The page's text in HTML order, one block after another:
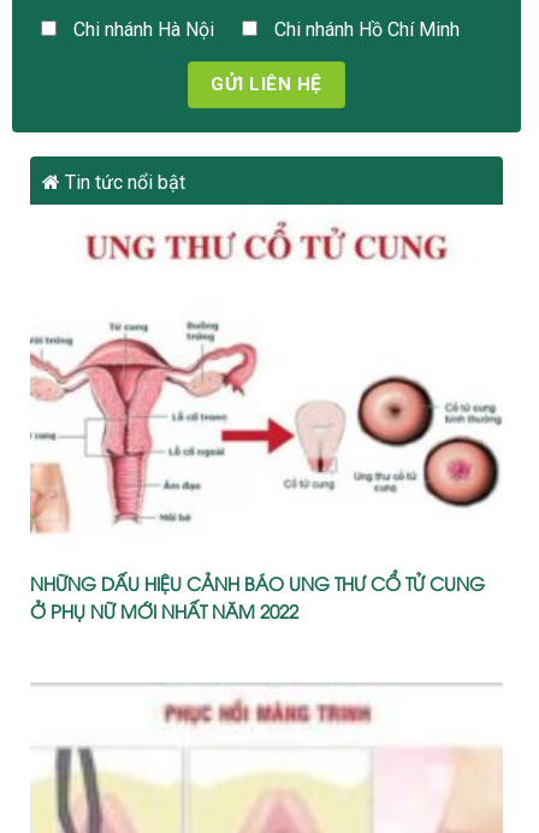
Chi nhánh Hà Nội Chi nhánh Hồ Chí Minh
Tin tức nổi bật
NHỮNG DẤU HIỆU CẢNH BÁO UNG THƯ CỔ TỬ CUNG
Ở PHỤ NỮ MỚI NHẤT NĂM 2022